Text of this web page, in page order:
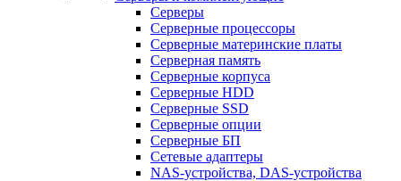
Серверы
Серверные процессоры
Серверные материнские платы
Серверная память
Серверные корпуса
Серверные HDD
Серверные SSD
Серверные опции
Серверные БП
Сетевые адаптеры
NAS-устройства, DAS-устройства